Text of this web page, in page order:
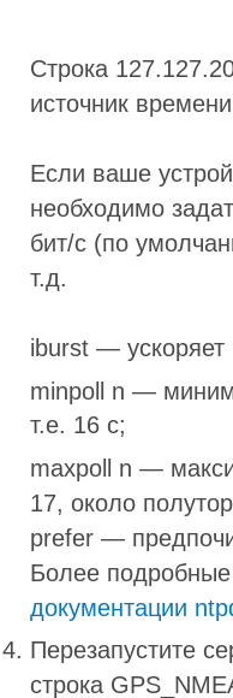
Строка
источник
Если ваше
необходимо
бит/c (по
т.д.
iburst —
minpoll n —
т.е. 16 с;
maxpoll n —
17, около
prefer —
Более
документации
Перезапустите
строка